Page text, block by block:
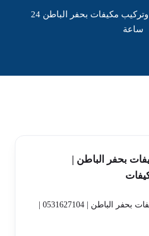
جميع مقالات شركة فك وتركيب مكيفات بحفر الباطن 24
ساعة
بحفر الباطن |